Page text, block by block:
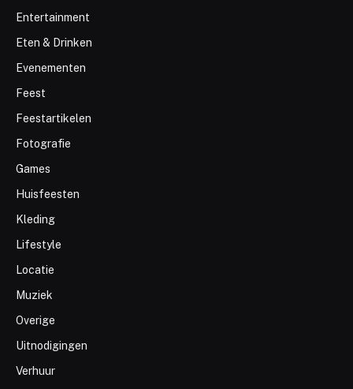
Entertainment
Eten & Drinken
Evenementen
Feest
Feestartikelen
Fotografie
Games
Huisfeesten
Kleding
Lifestyle
Locatie
Muziek
Overige
Uitnodigingen
Verhuur